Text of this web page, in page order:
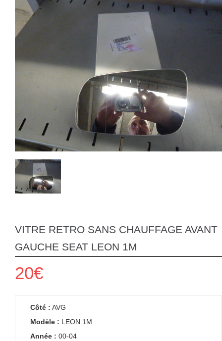
VITRE RETRO SANS CHAUFFAGE AVANT
GAUCHE SEAT LEON 1M
20€
Côté : AVG
Modèle : LEON 1M
Année : 00-04